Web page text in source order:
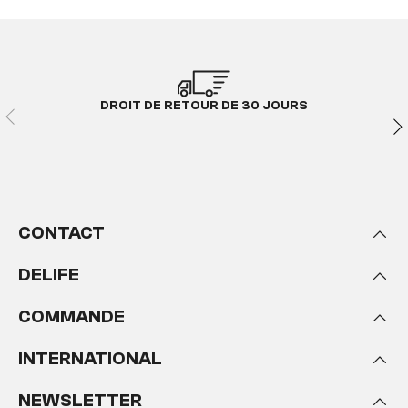
DROIT DE RETOUR DE 30 JOURS
CONTACT
DELIFE
COMMANDE
INTERNATIONAL
NEWSLETTER